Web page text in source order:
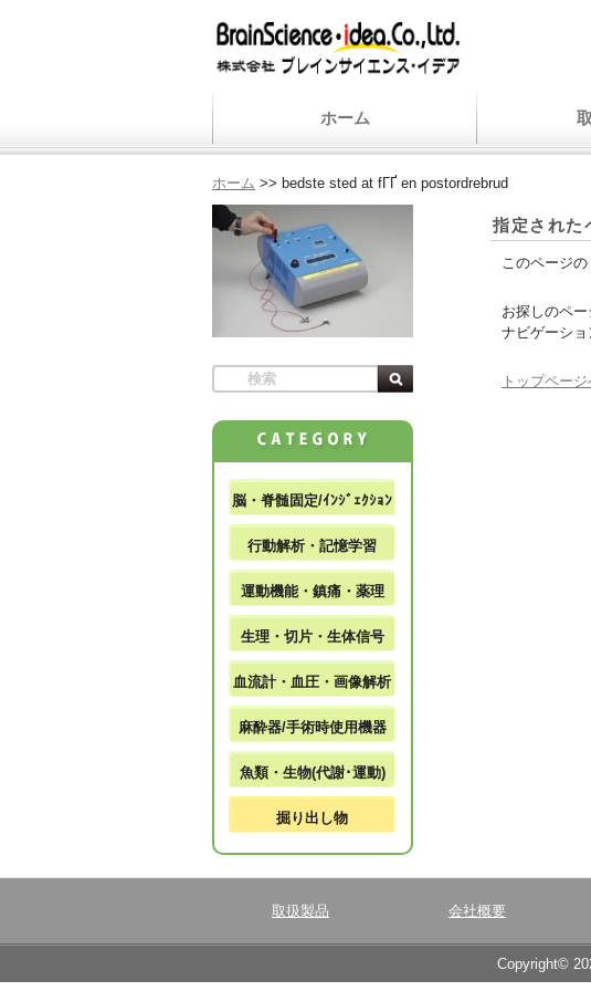
ホーム
ホーム >> bedste sted at fГҐ en postordrebrud
指定された
このページの
お探しのペ
ナビゲーショ
トップペー
脳・脊髄固定/ｲﾝｼﾞｪｸｼｮﾝ
行動解析・記憶学習
運動機能・鎮痛・薬理
生理・切片・生体信号
血流計・血圧・画像解析
麻酔器/手術時使用機器
魚類・生物(代謝･運動)
掘り出し物
取扱製品 会社概要
Copyright©